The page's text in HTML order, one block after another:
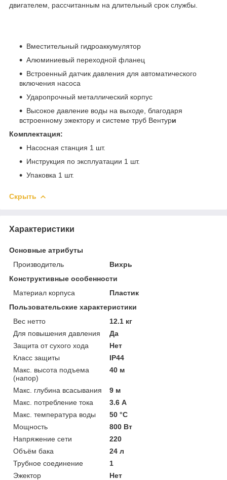
двигателем, рассчитанным на длительный срок службы.
Вместительный гидроаккумулятор
Алюминиевый переходной фланец
Встроенный датчик давления для автоматического
включения насоса
Ударопрочный металлический корпус
Высокое давление воды на выходе, благодаря
встроенному эжектору и системе труб Вентури
Комплектация:
Насосная станция 1 шт.
Инструкция по эксплуатации 1 шт.
Упаковка 1 шт.
Скрыть
Характеристики
Основные атрибуты
Производитель
Вихрь
Конструктивные особенности
Материал корпуса
Пластик
Пользовательские характеристики
Вес нетто
12.1 кг
Для повышения давления
Да
Защита от сухого хода
Нет
Класс защиты
IP44
Макс. высота подъема
(напор)
40 м
Макс. глубина всасывания
9 м
Макс. потребление тока
3.6 А
Макс. температура воды
50 °C
Мощность
800 Вт
Напряжение сети
220
Объём бака
24 л
Трубное соединение
1
Эжектор
Нет